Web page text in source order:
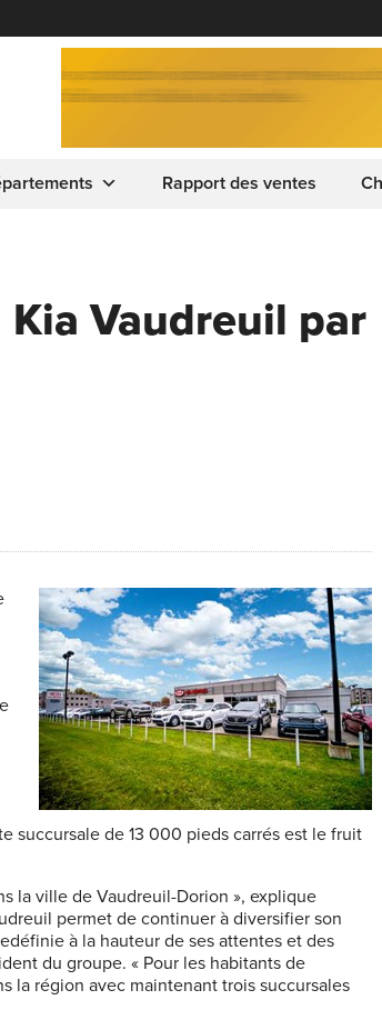
Rapport des ventes
Vaudreuil par
succursale de 13 000 pieds carrés est le fruit
la ville de Vaudreuil-Dorion », explique
permet de continuer à diversifier son
à la hauteur de ses attentes et des
du groupe. « Pour les habitants de
la région avec maintenant trois succursales